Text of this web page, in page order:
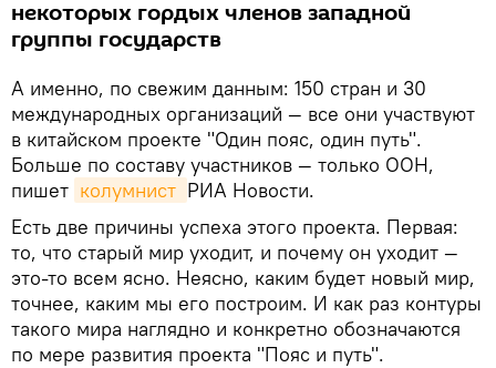
некоторых гордых членов западной
группы государств
А именно, по свежим данным: 150 стран и 30
международных организаций — все они участвуют
в китайском проекте "Один пояс, один путь".
Больше по составу участников — только ООН,
пишет колумнист РИА Новости.
Есть две причины успеха этого проекта. Первая:
то, что старый мир уходит, и почему он уходит —
это-то всем ясно. Неясно, каким будет новый мир,
точнее, каким мы его построим. И как раз контуры
такого мира наглядно и конкретно обозначаются
по мере развития проекта "Пояс и путь".